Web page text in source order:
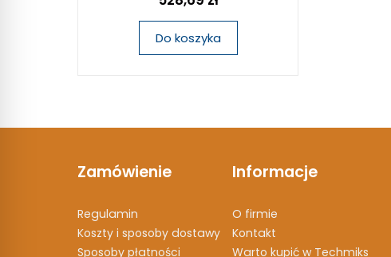
Do koszyka
Zamówienie
Regulamin
Koszty i sposoby dostawy
Sposoby płatności
Informacje
O firmie
Kontakt
Warto kupić w Techmiks